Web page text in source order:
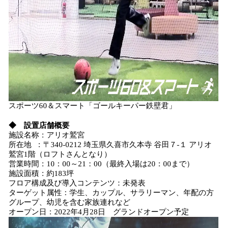
スポーツ60＆スマート「ゴールキーパー鉄壁君」
◆ 設置店舗概要
施設名称：アリオ鷲宮
所在地 ：〒340-0212 埼玉県久喜市久本寺 谷田７-１ アリオ
鷲宮1階（ロフトさんとなり）
営業時間：10：00～21：00（最終入場は20：00まで）
施設面積：約183坪
フロア構成及び導入コンテンツ：未発表
ターゲット属性：学生、カップル、サラリーマン、年配の方
グループ、幼児を含む家族連れなど
オープン日：2022年4月28日 グランドオープン予定